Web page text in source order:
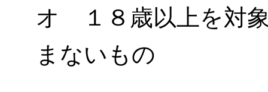
オ １８歳以上を対
まないもの